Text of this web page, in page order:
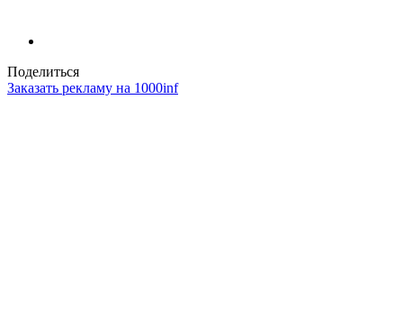
Поделиться
Заказать рекламу на 1000inf